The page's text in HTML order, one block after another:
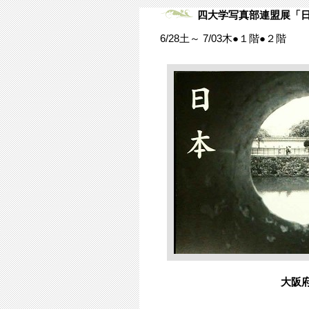
四大学写真部連盟展「
6/28土～ 7/03木●１階●２階
大阪